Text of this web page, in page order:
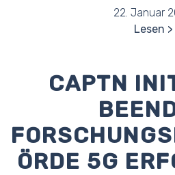
22. Januar
Lesen
CAPTN
ÖRDE 5G